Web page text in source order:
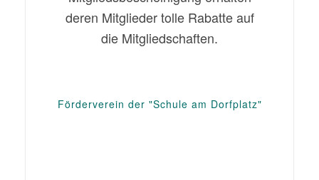
deren Mitglieder tolle Rabatte auf
die Mitgliedschaften.
Förderverein der "Schule am Dorfplatz"